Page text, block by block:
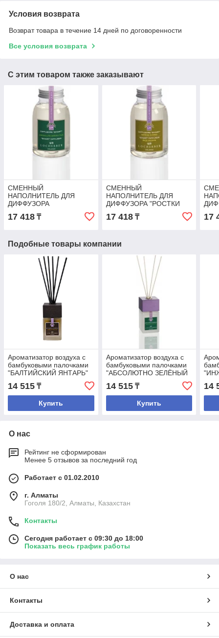
Условия возврата
Возврат товара в течение 14 дней по договоренности
Все условия возврата
С этим товаром также заказывают
СМЕННЫЙ
НАПОЛНИТЕЛЬ ДЛЯ
ДИФФУЗОРА
"АБСОЛЮТНО ЗЕЛЁНЫЙ
ЧАЙ"
17 418 ₸
СМЕННЫЙ
НАПОЛНИТЕЛЬ ДЛЯ
ДИФФУЗОРА "РОСТКИ
17 418₸ 17
Подобные товары компании
Ароматизатор воздуха с
бамбуковыми палочками
"БАЛТИЙСКИЙ ЯНТАРЬ"
14 515 ₸
Купить
Ароматизатор воздуха с
бамбуковыми палочками
"АБСОЛЮТНО ЗЕЛЁНЫЙ
14 515₸
Купить
14
О нас
Рейтинг не сформирован
Менее 5 отзывов за последний год
Работает с 01.02.2010
г. Алматы
Гоголя 180/2, Алматы, Казахстан
Контакты
Сегодня работает с 09:30 до 18:00
Показать весь график работы
О нас
Контакты
Доставка и оплата